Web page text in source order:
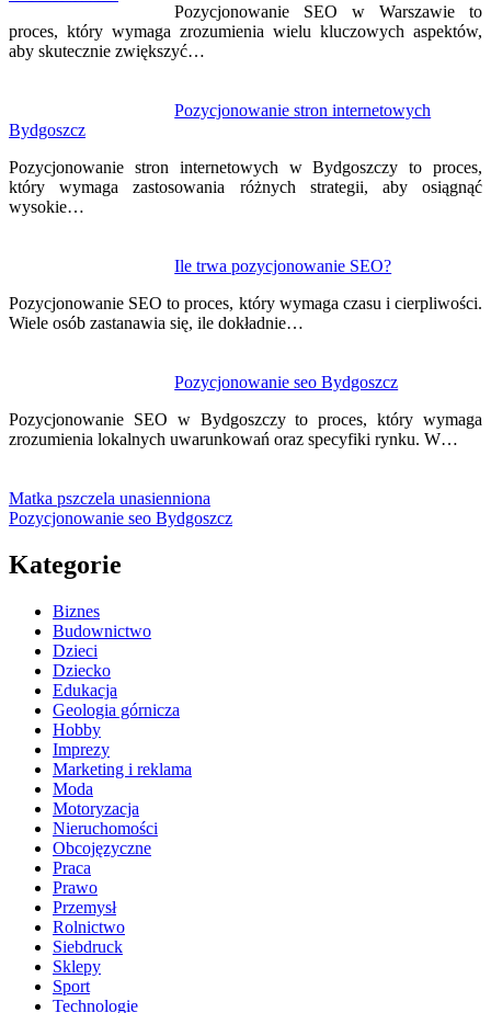
Pozycjonowanie SEO w Warszawie to
proces, który wymaga zrozumienia wielu kluczowych aspektów,
aby skutecznie zwiększyć…
Pozycjonowanie stron internetowych
Bydgoszcz
Pozycjonowanie stron internetowych w Bydgoszczy to proces,
który wymaga zastosowania różnych strategii, aby osiągnąć
wysokie…
Ile trwa pozycjonowanie SEO?
Pozycjonowanie SEO to proces, który wymaga czasu i cierpliwości.
Wiele osób zastanawia się, ile dokładnie…
Pozycjonowanie seo Bydgoszcz
Pozycjonowanie SEO w Bydgoszczy to proces, który wymaga
zrozumienia lokalnych uwarunkowań oraz specyfiki rynku. W…
Matka pszczela unasienniona
Pozycjonowanie seo Bydgoszcz
Kategorie
Biznes
Budownictwo
Dzieci
Dziecko
Edukacja
Geologia górnicza
Hobby
Imprezy
Marketing i reklama
Moda
Motoryzacja
Nieruchomości
Obcojęzyczne
Praca
Prawo
Przemysł
Rolnictwo
Siebdruck
Sklepy
Sport
Technologie